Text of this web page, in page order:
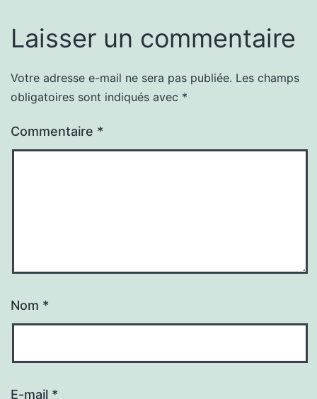
Laisser un commentaire
Votre adresse e-mail ne sera pas publiée. Les champs
obligatoires sont indiqués avec *
Commentaire *
Nom *
E-mail *